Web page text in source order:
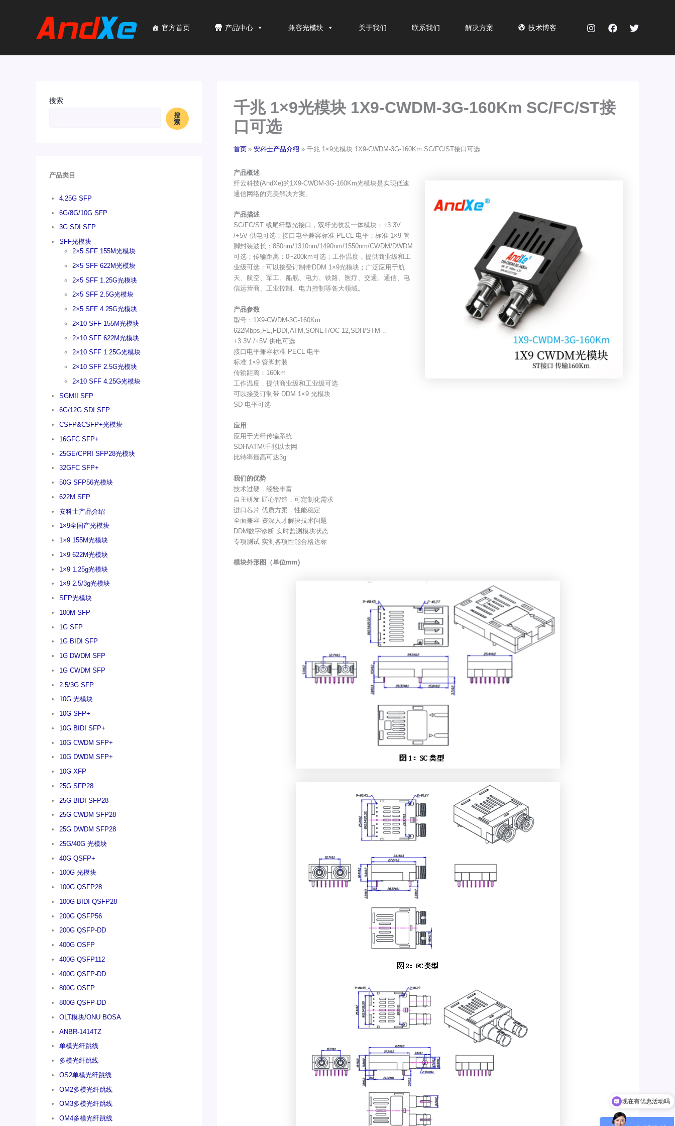
官方首页 产品中心 兼容光模块 关于我们 联系我们 解决方案 技术博客
搜索
搜
索
产品类目
4.25G SFP
6G/8G/10G SFP
3G SDI SFP
SFF光模块
2×5 SFF 155M光模块
2×5 SFF 622M光模块
2×5 SFF 1.25G光模块
2×5 SFF 2.5G光模块
2×5 SFF 4.25G光模块
2×10 SFF 155M光模块
2×10 SFF 622M光模块
2×10 SFF 1.25G光模块
2×10 SFF 2.5G光模块
2×10 SFF 4.25G光模块
SGMII SFP
6G/12G SDI SFP
CSFP&CSFP+光模块
16GFC SFP+
25GE/CPRI SFP28光模块
32GFC SFP+
50G SFP56光模块
622M SFP
安科士产品介绍
1×9全国产光模块
1×9 155M光模块
1×9 622M光模块
1×9 1.25g光模块
1×9 2.5/3g光模块
SFP光模块
100M SFP
1G SFP
1G BIDI SFP
1G DWDM SFP
1G CWDM SFP
2.5/3G SFP
10G 光模块
10G SFP+
10G BIDI SFP+
10G CWDM SFP+
10G DWDM SFP+
10G XFP
25G SFP28
25G BIDI SFP28
25G CWDM SFP28
25G DWDM SFP28
25G/40G 光模块
40G QSFP+
100G 光模块
100G QSFP28
100G BIDI QSFP28
200G QSFP56
200G QSFP-DD
400G OSFP
400G QSFP112
400G QSFP-DD
800G OSFP
800G QSFP-DD
OLT模块/ONU BOSA
ANBR-1414TZ
单模光纤跳线
多模光纤跳线
OS2单模光纤跳线
OM2多模光纤跳线
OM3多模光纤跳线
OM4多模光纤跳线
千兆 1×9光模块 1X9-CWDM-3G-160Km SC/FC/ST接
口可选
首页 安科士产品介绍 千兆 1×9光模块 1X9-CWDM-3G-160Km SC/FC/ST接口可选
产品概述
纤云科技(AndXe)的1X9-CWDM-3G-160Km光模块是实现低速
通信网络的完美解决方案。
产品描述
SC/FC/ST 或尾纤型光接口，双纤光收发一体模块；+3.3V
/+5V 供电可选；接口电平兼容标准 PECL 电平；标准 1×9 管
脚封装波长：850nm/1310nm/1490nm/1550nm/CWDM/DWDM
可选；传输距离：0~200km可选；工作温度，提供商业级和工
业级可选；可以接受订制带DDM 1×9光模块；广泛应用于航
天、航空、军工、船舰、电力、铁路、医疗、交通、通信、电
信运营商、工业控制、电力控制等各大领域。
产品参数
型号：1X9-CWDM-3G-160Km
622Mbps,FE,FDDI,ATM,SONET/OC-12,SDH/STM-..
+3.3V /+5V 供电可选
接口电平兼容标准 PECL 电平
标准 1×9 管脚封装
传输距离：160km
工作温度，提供商业级和工业级可选
可以接受订制带 DDM 1×9 光模块
SD 电平可选
应用
应用于光纤传输系统
SDH\ATM\千兆以太网
比特率最高可达3g
我们的优势
技术过硬，经验丰富
自主研发 匠心智造，可定制化需求
进口芯片 优质方案，性能稳定
全面兼容 资深人才解决技术问题
DDM数字诊断 实时监测模块状态
专项测试 实测各项性能合格达标
模块外形图（单位mm)
现在有优惠活动吗